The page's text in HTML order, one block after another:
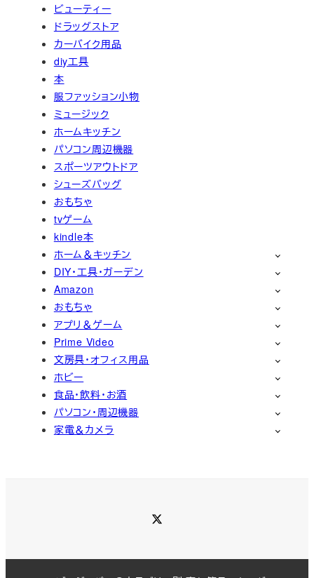
ビューティー
ドラッグストア
カーバイク用品
diy工具
本
服ファッション小物
ミュージック
ホームキッチン
パソコン周辺機器
スポーツアウトドア
シューズバッグ
おもちゃ
tvゲーム
kindle本
ホーム＆キッチン
DIY・工具・ガーデン
Amazon
おもちゃ
アプリ＆ゲーム
Prime Video
文房具・オフィス用品
ホビー
食品・飲料・お酒
パソコン・周辺機器
家電＆カメラ